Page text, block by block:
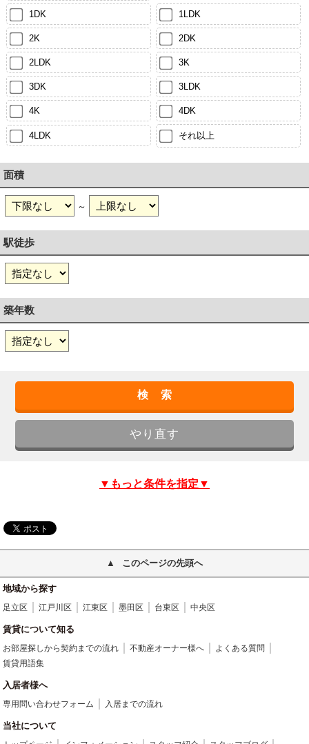
1DK 1LDK
2K 2DK
2LDK 3K
3DK 3LDK
4K 4DK
4LDK それ以上
面積
～
駅徒歩
築年数
▼もっと条件を指定▼
このページの先頭へ
地域から探す
足立区 江戸川区 江東区 墨田区 台東区 中央区
賃貸について知る
お部屋探しから契約までの流れ 不動産オーナー様へ
よくある質問
賃貸用語集
入居者様へ
専用問い合わせフォーム 入居までの流れ
当社について